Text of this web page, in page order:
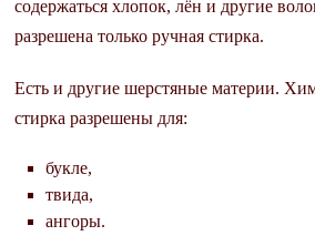
содержаться хлопок, лён и другие
разрешена только ручная стирка.
Есть и другие шерстяные материи.
стирка разрешены для:
букле,
твида,
ангоры.